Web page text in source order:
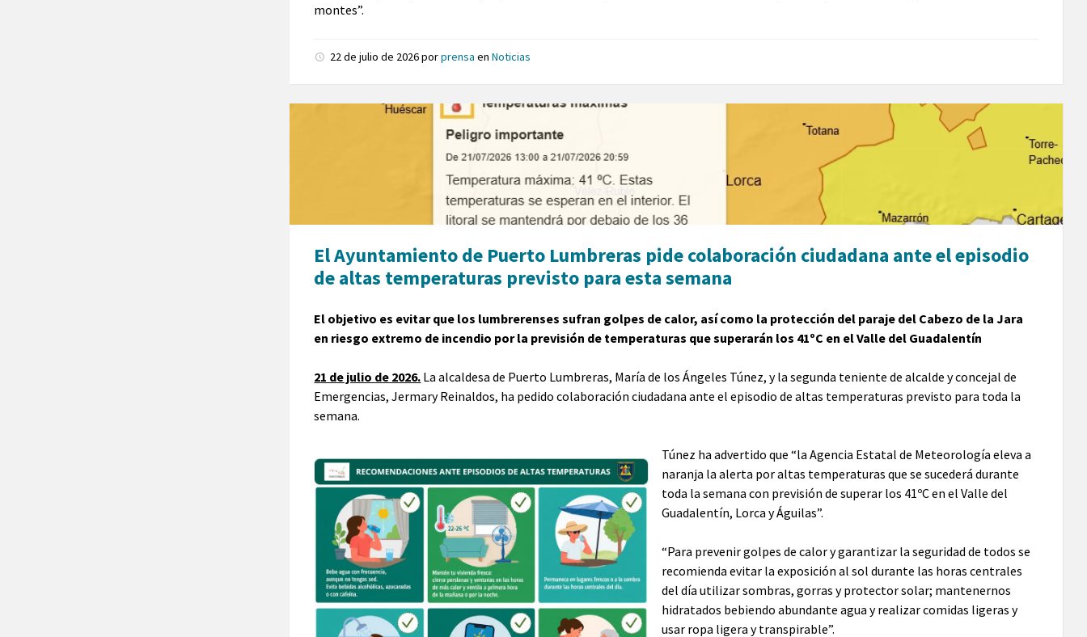
montes”.
22 de julio de 2026porprensa enNoticias
El Ayuntamiento de Puerto Lumbreras pide colaboración ciudadana ante el episodio
de altas temperaturas previsto para esta semana
El objetivo es evitar que los lumbrerenses sufran golpes de calor, así como la protección del paraje del Cabezo de la Jara
en riesgo extremo de incendio por la previsión de temperaturas que superarán los 41ºC en el Valle del Guadalentín
21 de julio de 2026. La alcaldesa de Puerto Lumbreras, María de los Ángeles Túnez, y la segunda teniente de alcalde y concejal de
Emergencias, Jermary Reinaldos, ha pedido colaboración ciudadana ante el episodio de altas temperaturas previsto para toda la
semana.
Túnez ha advertido que “la Agencia Estatal de Meteorología eleva a
naranja la alerta por altas temperaturas que se sucederá durante
toda la semana con previsión de superar los 41ºC en el Valle del
Guadalentín, Lorca y Águilas”.
“Para prevenir golpes de calor y garantizar la seguridad de todos se
recomienda evitar la exposición al sol durante las horas centrales
del día utilizar sombras, gorras y protector solar; mantenernos
hidratados bebiendo abundante agua y realizar comidas ligeras y
usar ropa ligera y transpirable”.